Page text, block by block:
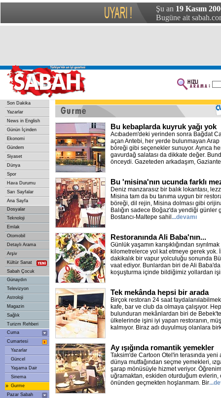
Şu an 19 Kasım
Bugüne ait
Son Dakika
Yazarlar
News in English
Günün İçinden
Ekonomi
Gündem
Siyaset
Dünya
Spor
Hava Durumu
Sarı Sayfalar
Ana Sayfa
Dosyalar
Teknoloji
Emlak
Otomobil
Detaylı Arama
Arşiv
Kültür Sanat
Sabah Çocuk
Günaydın
Televizyon
Astroloji
Magazin
Sağlık
Turizm Rehberi
Cuma
Cumartesi
Yazarlar
Güncel
Yaşama Dair
Sinema
» Gurme
Pazar Sabah
Bu kebaplarda kuyruk yağı yok
Acıbadem'deki yerinden sonra Bağdat
açan Antebi, her yerde bulunmayan
böreği gibi seçenekler sunuyor. Ayrıca
gavurdağ salatası da dikkate değer.
önceydi. Gazeteden arkadaşım,
Bu 'misina'nın ucunda farklı
Deniz manzarasız bir balık lokantası,
Misina tam da bu tanıma uygun bir
böreği, dil rejin, Misina dolması gibi
Balığın sadece Boğaz'da yendiği günler
Bostancı-Maltepe sahil ...devamı
Restoranında Ali Baba'nın...
Günlük yaşamın karışıklığından
kilometrelerce yol kat etmeye gerek yok.
dakikalık bir vapur yolculuğu sonunda
vaat ediyor. Bunlardan biri de Ali
koşuşturma içinde bildiğimiz yollardan
Tek mekânda hepsi bir arada
Birçok restoran 24 saat
kafe, bar ve club da olmaya çalışıyor.
bulunduran mekânlardan biri de
ülkelerinde işini iyi yapan restoranın,
kalmıyor. Biraz adı duyulmuş olanlara
Ay ışığında romantik yemekler
Taksim'de Cartoon Otel'in terasında yeni
dünya mutfağından seçme yemekleri,
şarap mönüsüyle hizmet veriyor.
uğramaktan, eskiden oturduğum evlerin,
önünden geçmekten hoşlanmam. Bir